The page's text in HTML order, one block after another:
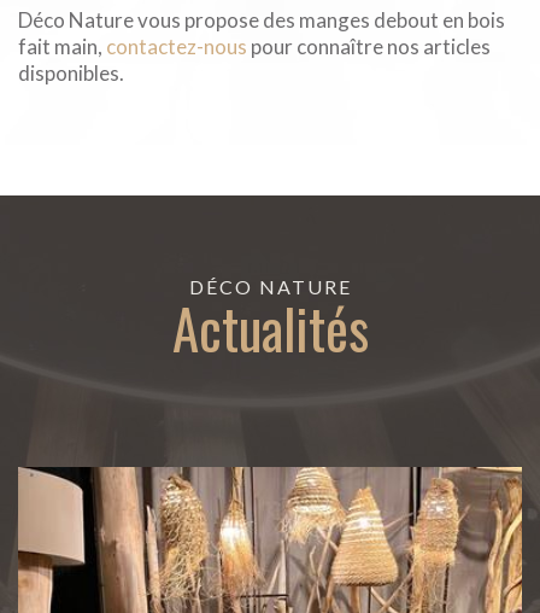
Déco Nature vous propose des manges debout en bois
fait main, contactez-nous pour connaître nos articles
disponibles.
DÉCO NATURE
Actualités